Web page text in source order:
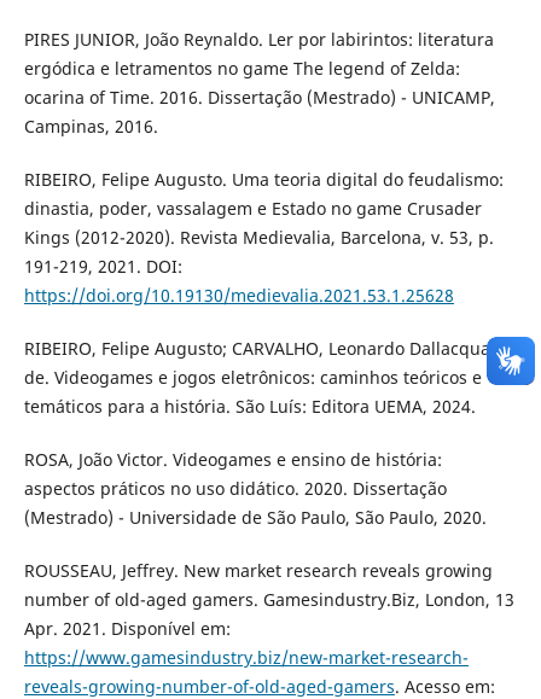
PIRES JUNIOR, João Reynaldo. Ler por labirintos: literatura
ergódica e letramentos no game The legend of Zelda:
ocarina of Time. 2016. Dissertação (Mestrado) - UNICAMP,
Campinas, 2016.
RIBEIRO, Felipe Augusto. Uma teoria digital do feudalismo:
dinastia, poder, vassalagem e Estado no game Crusader
Kings (2012-2020). Revista Medievalia, Barcelona, v. 53, p.
191-219, 2021. DOI:
https://doi.org/10.19130/medievalia.2021.53.1.25628
RIBEIRO, Felipe Augusto; CARVALHO, Leonardo Dallacqua
de. Videogames e jogos eletrônicos: caminhos teóricos e
temáticos para a história. São Luís: Editora UEMA, 2024.
ROSA, João Victor. Videogames e ensino de história:
aspectos práticos no uso didático. 2020. Dissertação
(Mestrado) - Universidade de São Paulo, São Paulo, 2020.
ROUSSEAU, Jeffrey. New market research reveals growing
number of old-aged gamers. Gamesindustry.Biz, London, 13
Apr. 2021. Disponível em:
https://www.gamesindustry.biz/new-market-research-
reveals-growing-number-of-old-aged-gamers. Acesso em: